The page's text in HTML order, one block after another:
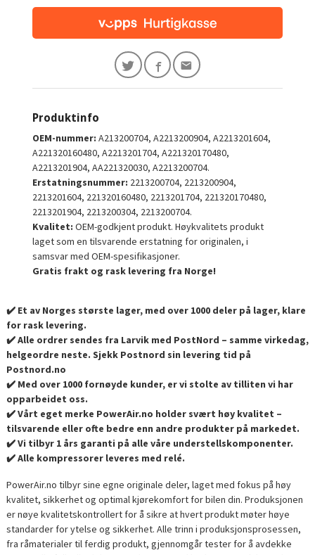
Produktinfo
OEM-nummer: A213200704, A2213200904, A2213201604,
A221320160480, A2213201704, A221320170480,
A2213201904, AA221320030, A2213200704.
Erstatningsnummer: 2213200704, 2213200904,
2213201604, 221320160480, 2213201704, 221320170480,
2213201904, 2213200304, 2213200704.
Kvalitet: OEM-godkjent produkt. Høykvalitets produkt
laget som en tilsvarende erstatning for originalen, i
samsvar med OEM-spesifikasjoner.
Gratis frakt og rask levering fra Norge!
✔️ Et av Norges største lager, med over 1000 deler på lager, klare
for rask levering.
✔️ Alle ordrer sendes fra Larvik med PostNord – samme virkedag,
helgeordre neste. Sjekk Postnord sin levering tid på
Postnord.no
✔️ Med over 1000 fornøyde kunder, er vi stolte av tilliten vi har
opparbeidet oss.
✔️ Vårt eget merke PowerAir.no holder svært høy kvalitet –
tilsvarende eller ofte bedre enn andre produkter på markedet.
✔️ Vi tilbyr 1 års garanti på alle våre understellskomponenter.
✔️ Alle kompressorer leveres med relé.
PowerAir.no tilbyr sine egne originale deler, laget med fokus på høy
kvalitet, sikkerhet og optimal kjørekomfort for bilen din. Produksjonen
er nøye kvalitetskontrollert for å sikre at hvert produkt møter høye
standarder for ytelse og sikkerhet. Alle trinn i produksjonsprosessen,
fra råmaterialer til ferdig produkt, gjennomgår tester for å avdekke